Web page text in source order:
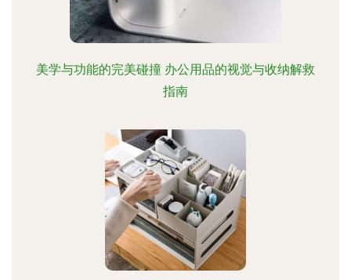
美学与功能的完美碰撞 办公用品的视觉与收纳解救
指南